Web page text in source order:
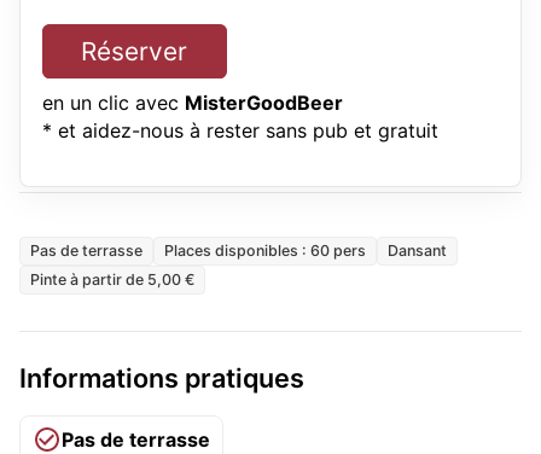
Réserver
en un clic avec MisterGoodBeer
* et aidez-nous à rester sans pub et gratuit
Pas de terrasse Places disponibles : 60 pers
Dansant
Pinte à partir de 5,00 €
Informations pratiques
Pas de terrasse